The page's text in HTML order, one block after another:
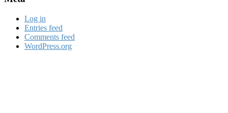
Log in
Entries feed
Comments feed
WordPress.org